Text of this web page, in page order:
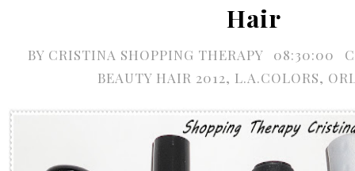
Hair
BY CRISTINA SHOPPING THERAPY 08:30:00
BEAUTY HAIR 2012, L.A.COLORS,